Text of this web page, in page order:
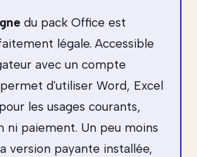
du pack Office est
légale. Accessible
avec un compte
d'utiliser Word, Excel
les usages courants,
ni paiement. Un peu moins
version payante installée,